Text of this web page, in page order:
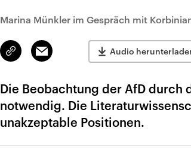
Marina Münkler im Gespräch mit
Link
kopieren/teilen
Email Audio
Die Beobachtung der AfD durch
notwendig. Die
unakzeptable Positionen.